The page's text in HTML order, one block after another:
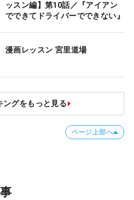
ッスン編】第10話／『アイアン
でできてドライバーでできない』
漫画レッスン 宮里道場
ングをもっと見る
ページ上部へ